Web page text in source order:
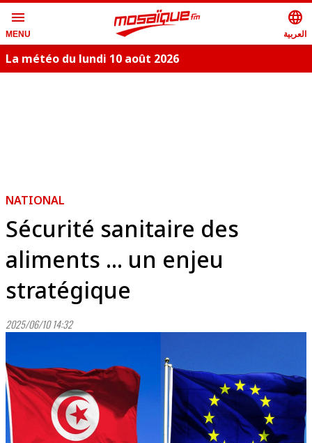
menu
MENU
language
العربية
La météo du lundi 10 août 2026
NATIONAL
Sécurité sanitaire des
aliments ... un enjeu
stratégique
2025/06/10 14:32